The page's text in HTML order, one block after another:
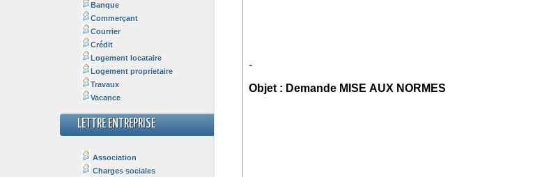
Banque
Commerçant
Courrier
Crédit
Logement locataire
Logement proprietaire
Travaux
Vacance
LETTRE ENTREPRISE
Association
Charges sociales